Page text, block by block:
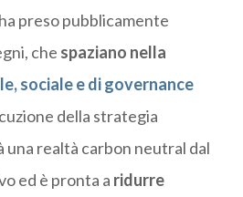
preso pubblicamente
che spaziano nella
sociale e di governance
della strategia
una realtà carbon neutral dal
ed è pronta a ridurre